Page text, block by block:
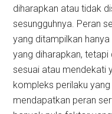
diharapkan atau tidak
sesungguhnya. Peran
yang ditampilkan
yang diharapkan,
sesuai atau mendekati
kompleks perilaku
mendapatkan peran